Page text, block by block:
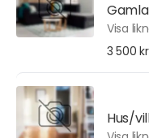
Gamla
Visa
3 500 kr
Hus/